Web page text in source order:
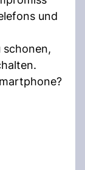
und
schonen,